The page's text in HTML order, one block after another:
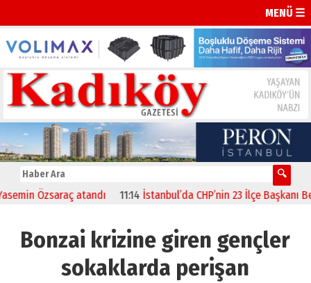
MENÜ ☰
Özsaraç atandı 11:14 İstanbul’da CHP’nin 23 İlçe Başkanı Belli
Bonzai krizine giren gençler
sokaklarda perişan